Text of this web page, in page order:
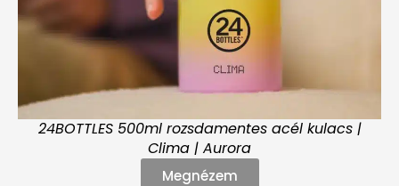
24BOTTLES 500ml rozsdamentes acél kulacs |
Clima | Aurora
Megnézem